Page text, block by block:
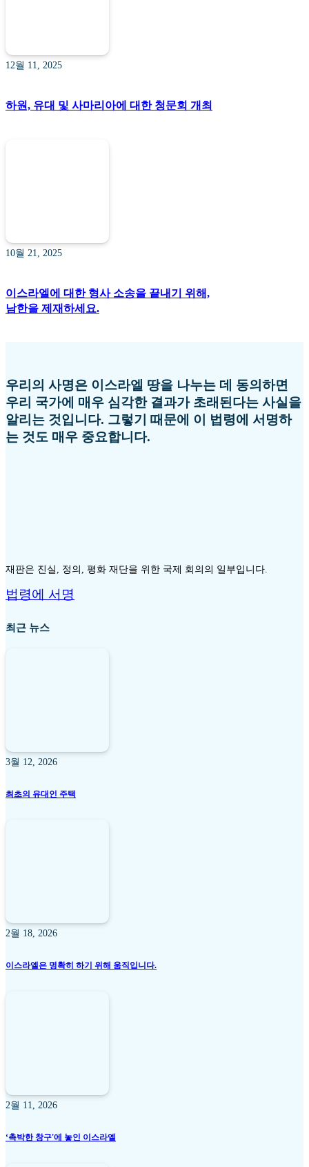
12월 11, 2025
하원, 유대 및 사마리아에 대한 청문회 개최
10월 21, 2025
이스라엘에 대한 형사 소송을 끝내기 위해,
남한을 제재하세요.
우리의 사명은 이스라엘 땅을 나누는 데 동의하면
우리 국가에 매우 심각한 결과가 초래된다는 사실을
알리는 것입니다. 그렇기 때문에 이 법령에 서명하
는 것도 매우 중요합니다.
재판은 진실, 정의, 평화 재단을 위한 국제 회의의 일부입니다.
법령에 서명
최근 뉴스
3월 12, 2026
최초의 유대인 주택
2월 18, 2026
이스라엘은 명확히 하기 위해 움직입니다.
2월 11, 2026
‘촉박한 창구'에 놓인 이스라엘